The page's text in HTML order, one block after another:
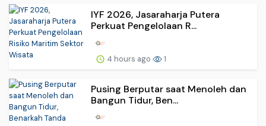
IYF 2026, Jasaraharja Putera
Perkuat Pengelolaan R...
4 hours ago 1
Pusing Berputar saat Menoleh dan
Bangun Tidur, Ben...